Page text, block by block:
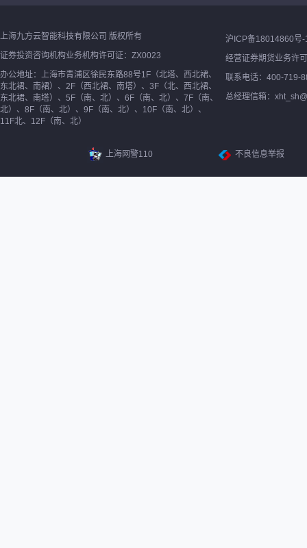
上海九方云智能科技有限公司 版权所有
证券投资咨询机构业务机构许可证：ZX0023
办公地址：上海市青浦区徐民东路88号1F（北塔、西北裙、
东北裙、南裙）、2F（西北裙、南塔）、3F（北、西北裙、
东北裙、南塔）、5F（南、北）、6F（南、北）、7F（南、
北）、8F（南、北）、9F（南、北）、10F（南、北）、
11F北、12F（南、北）
沪ICP备18014860号-
经营证券期货业务许
联系电话：400-719-
总经理信箱：
上海网警110 不良信息举报